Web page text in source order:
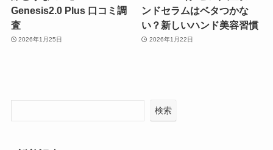
Genesis2.0 Plus 口コミ調
査
2026年1月25日
ンドセラムはベタつかな
い？新しいハンド美容習慣
2026年1月22日
検索